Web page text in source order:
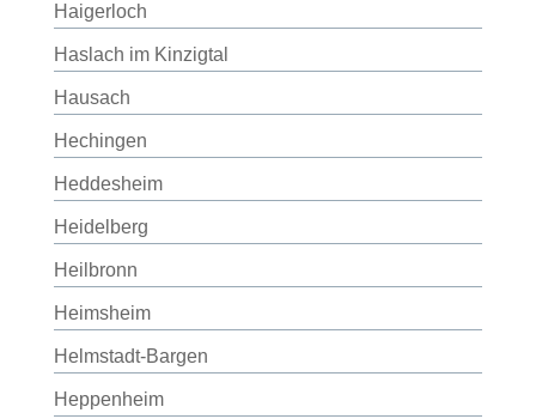
Haigerloch
Haslach im Kinzigtal
Hausach
Hechingen
Heddesheim
Heidelberg
Heilbronn
Heimsheim
Helmstadt-Bargen
Heppenheim